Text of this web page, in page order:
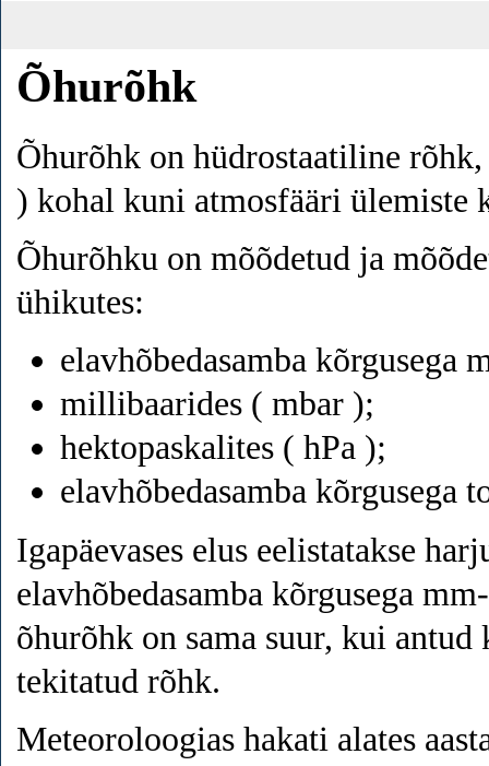
Õhurõhk
Õhurõhk on hüdrostaatiline
) kohal kuni atmosfääri ülemiste
Õhurõhku on mõõdetud ja
ühikutes:
elavhõbedasamba kõrgusega
millibaarides ( mbar );
hektopaskalites ( hPa );
elavhõbedasamba
Igapäevases elus eelistatakse
elavhõbedasamba kõrgusega
õhurõhk on sama suur, kui antud
tekitatud rõhk.
Meteoroloogias hakati alates